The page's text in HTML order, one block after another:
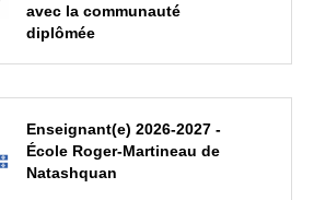
avec la communauté
diplômée
Enseignant(e) 2026-2027 -
École Roger-Martineau de
Natashquan